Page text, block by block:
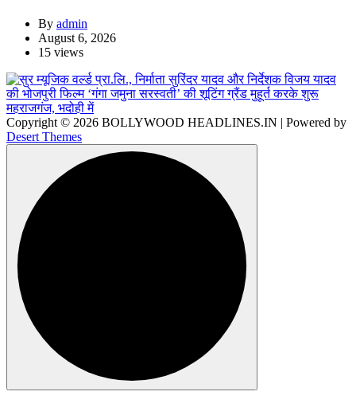
By admin
August 6, 2026
15 views
Copyright © 2026 BOLLYWOOD HEADLINES.IN | Powered by
Desert Themes